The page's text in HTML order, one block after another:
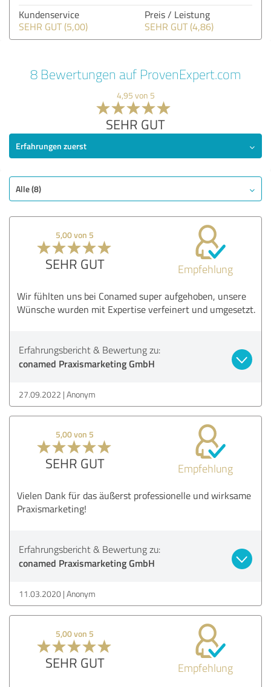
Kundenservice
SEHR GUT (5,00)
Preis / Leistung
SEHR GUT (4,86)
8 Bewertungen auf ProvenExpert.com
4,95 von 5
SEHR GUT
Erfahrungen zuerst
Alle (8)
5,00 von 5
SEHR GUT Empfehlung
Wir fühlten uns bei Conamed super aufgehoben, unsere
Wünsche wurden mit Expertise verfeinert und umgesetzt.
Erfahrungsbericht & Bewertung zu:
conamed Praxismarketing GmbH
27.09.2022 Anonym
5,00 von 5
SEHR GUT Empfehlung
Vielen Dank für das äußerst professionelle und wirksame
Praxismarketing!
Erfahrungsbericht & Bewertung zu:
conamed Praxismarketing GmbH
11.03.2020 Anonym
5,00 von 5
SEHR GUT Empfehlung